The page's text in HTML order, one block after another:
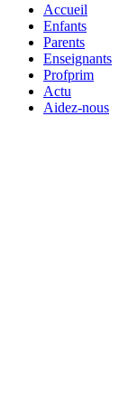
Accueil
Enfants
Parents
Enseignants
Profprim
Actu
Aidez-nous